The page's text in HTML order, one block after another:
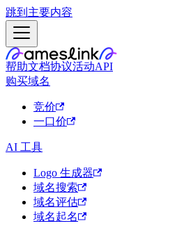
跳到主要内容
帮助文档协议活动API
购买域名
竞价
一口价
AI 工具
Logo 生成器
域名搜索
域名评估
域名起名